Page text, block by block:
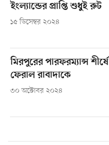
ইংল্যান্ডের প্রাপ্তি শুধুই রুট
১৫ ডিসেম্বর ২০২৪
মিরপুরের পারফরম্যান্স শীর্ষে
ফেরাল রাবাদাকে
৩০ অক্টোবর ২০২৪